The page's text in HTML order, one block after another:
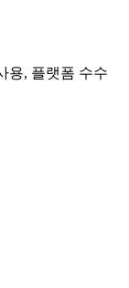
용, 플랫폼 수수